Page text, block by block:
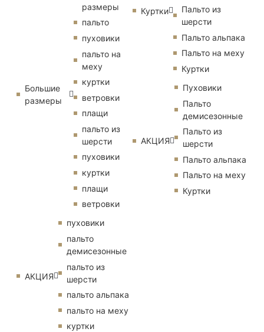
Большие
размеры
размеры
пальто
пуховики
пальто на
меху
куртки
ветровки
плащи
пальто из
шерсти
пуховики
куртки
плащи
ветровки
АКЦИЯ
пуховики
пальто
демисезонные
пальто из
шерсти
пальто альпака
пальто на меху
куртки
Куртки
Пальто из
шерсти
Пальто альпака
Пальто на меху
Куртки
АКЦИЯ
Пуховики
Пальто
демисезонные
Пальто из
шерсти
Пальто альпака
Пальто на меху
Куртки